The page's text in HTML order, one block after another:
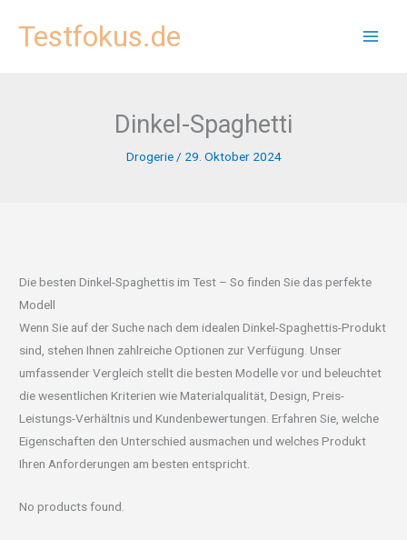
InhaltTestfokus.de
Dinkel-Spaghetti
Drogerie/ 29. Oktober 2024
Die besten Dinkel-Spaghettis im Test – So finden Sie das perfekte
Modell
Wenn Sie auf der Suche nach dem idealen Dinkel-Spaghettis-Produkt
sind, stehen Ihnen zahlreiche Optionen zur Verfügung. Unser
umfassender Vergleich stellt die besten Modelle vor und beleuchtet
die wesentlichen Kriterien wie Materialqualität, Design, Preis-
Leistungs-Verhältnis und Kundenbewertungen. Erfahren Sie, welche
Eigenschaften den Unterschied ausmachen und welches Produkt
Ihren Anforderungen am besten entspricht.
No products found.